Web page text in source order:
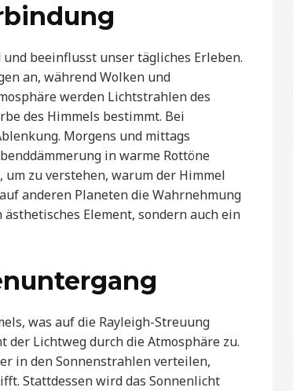
beeinflusst unser tägliches Erleben.
an, während Wolken und
werden Lichtstrahlen des
des Himmels bestimmt. Bei
Morgens und mittags
in warme Rottöne
zu verstehen, warum der Himmel
anderen Planeten die Wahrnehmung
Element, sondern auch ein
was auf die Rayleigh-Streuung
Lichtweg durch die Atmosphäre zu.
in den Sonnenstrahlen verteilen,
Stattdessen wird das Sonnenlicht